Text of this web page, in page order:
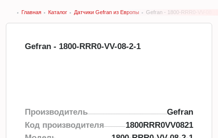
Главная Каталог Датчики Gefran из Европы Gefran - 1800-RRR0-VV-08-
Gefran - 1800-RRR0-VV-08-2-1
Производитель
Gefran
Код производителя
1800RRR0VV0821